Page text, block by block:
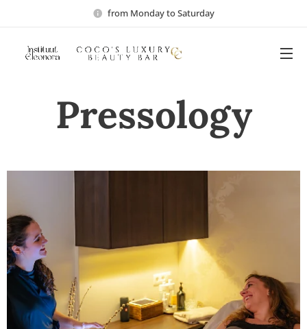
from Monday to Saturday
Pressology